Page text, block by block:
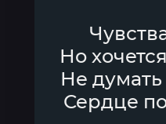
Но
Не думать
Сердце